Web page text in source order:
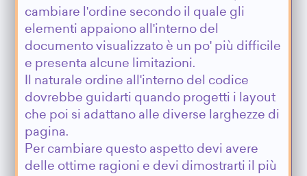
cambiare l'ordine secondo il quale gli
elementi appaiono all'interno del
documento visualizzato è un po' più difficile
e presenta alcune limitazioni.
Il naturale ordine all'interno del codice
dovrebbe guidarti quando progetti i layout
che poi si adattano alle diverse larghezze di
pagina.
Per cambiare questo aspetto devi avere
delle ottime ragioni e devi dimostrarti il più